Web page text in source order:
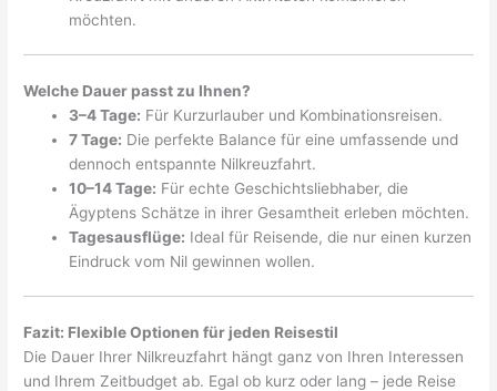
möchten.
Welche Dauer passt zu Ihnen?
3–4 Tage: Für Kurzurlauber und Kombinationsreisen.
7 Tage: Die perfekte Balance für eine umfassende und
dennoch entspannte Nilkreuzfahrt.
10–14 Tage: Für echte Geschichtsliebhaber, die
Ägyptens Schätze in ihrer Gesamtheit erleben möchten.
Tagesausflüge: Ideal für Reisende, die nur einen kurzen
Eindruck vom Nil gewinnen wollen.
Fazit: Flexible Optionen für jeden Reisestil
Die Dauer Ihrer Nilkreuzfahrt hängt ganz von Ihren Interessen
und Ihrem Zeitbudget ab. Egal ob kurz oder lang – jede Reise